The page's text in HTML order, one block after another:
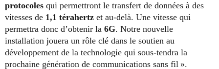
protocoles qui permettront le transfert de données à des
vitesses de 1,1 térahertz et au-delà. Une vitesse qui
permettra donc d’obtenir la 6G. Notre nouvelle
installation jouera un rôle clé dans le soutien au
développement de la technologie qui sous-tendra la
prochaine génération de communications sans fil ».